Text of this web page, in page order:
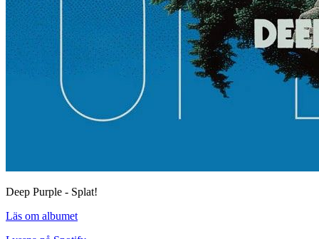
Deep Purple - Splat!
Läs om albumet